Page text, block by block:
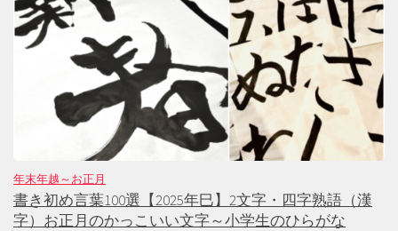
年末年越～お正月
書き初め言葉100選【2025年巳】2文字・四字熟語（漢
字）お正月のかっこいい文字～小学生のひらがな